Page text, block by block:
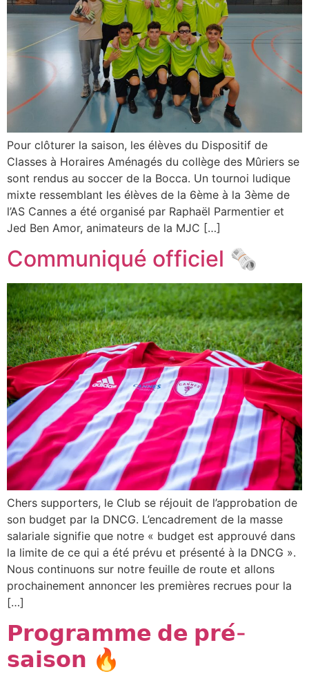
Pour clôturer la saison, les élèves du Dispositif de
Classes à Horaires Aménagés du collège des Mûriers se
sont rendus au soccer de la Bocca. Un tournoi ludique
mixte ressemblant les élèves de la 6ème à la 3ème de
l’AS Cannes a été organisé par Raphaël Parmentier et
Jed Ben Amor, animateurs de la MJC […]
Communiqué officiel 🗞️
Chers supporters, le Club se réjouit de l’approbation de
son budget par la DNCG. L’encadrement de la masse
salariale signifie que notre « budget est approuvé dans
la limite de ce qui a été prévu et présenté à la DNCG ».
Nous continuons sur notre feuille de route et allons
prochainement annoncer les premières recrues pour la
[…]
𝗣𝗿𝗼𝗴𝗿𝗮𝗺𝗺𝗲 𝗱𝗲 𝗽𝗿𝗲́-
𝘀𝗮𝗶𝘀𝗼𝗻 🔥